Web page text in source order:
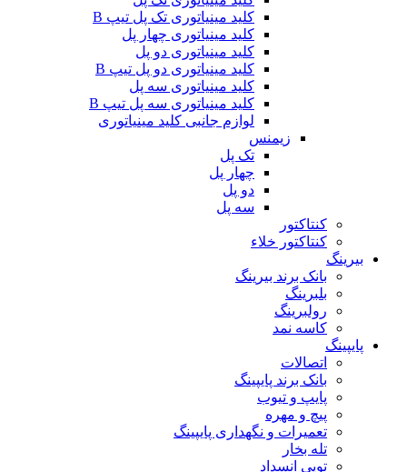
کلید مینیاتوری تک پل تیپ B
کلید مینیاتوری چهار پل
کلید مینیاتوری دو پل
کلید مینیاتوری دو پل تیپ B
کلید مینیاتوری سه پل
کلید مینیاتوری سه پل تیپ B
لوازم جانبی کلید مینیاتوری
زیمنس
تک پل
چهار پل
دو پل
سه پل
کنتاکتور
کنتاکتور خلاء
بیرینگ
بانک برند بیرینگ
بلبرینگ
رولبرینگ
کاسه نمد
پایپینگ
اتصالات
بانک برند پایپینگ
پایپ و تیوب
پیچ و مهره
تعمیرات و نگهداری پایپینگ
تله بخار
توپی انسداد